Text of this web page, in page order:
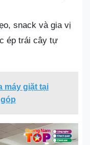
snack và gia vị
ép trái cây tự
máy giặt tại